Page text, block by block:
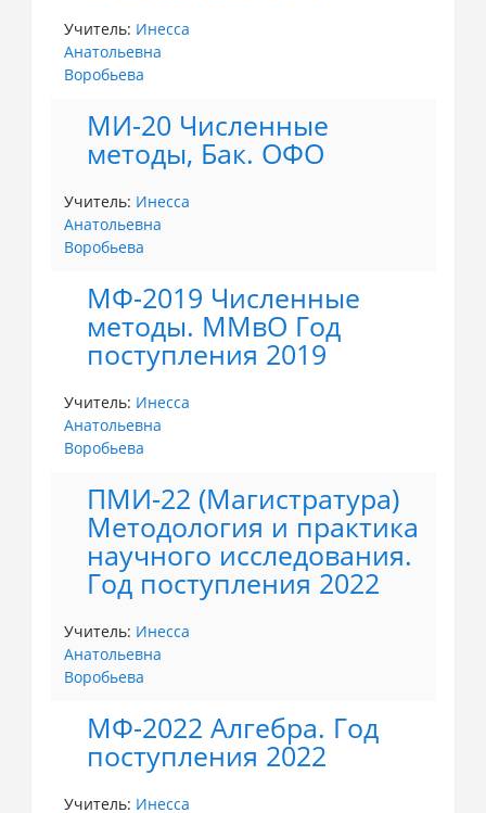
Учитель: Инесса
Анатольевна
Воробьева
МИ-20 Численные
методы, Бак. ОФО
Учитель: Инесса
Анатольевна
Воробьева
МФ-2019 Численные
методы. ММвО Год
поступления 2019
Учитель: Инесса
Анатольевна
Воробьева
ПМИ-22 (Магистратура)
Методология и практика
научного исследования.
Год поступления 2022
Учитель: Инесса
Анатольевна
Воробьева
МФ-2022 Алгебра. Год
поступления 2022
Учитель: Инесса